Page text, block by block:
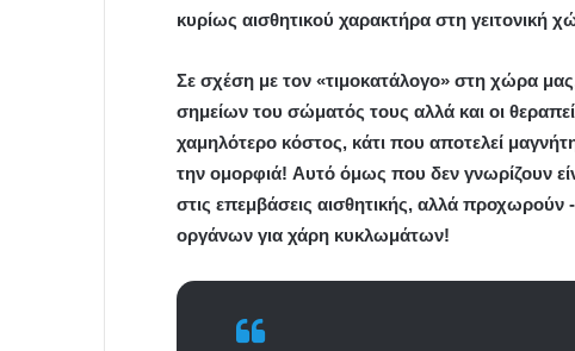
κυρίως αισθητικού χαρακτήρα στη γειτονική
Σε σχέση με τον «τιμοκατάλογο» στη χώρα
σημείων του σώματός τους αλλά και οι
χαμηλότερο κόστος, κάτι που αποτελεί
την ομορφιά! Αυτό όμως που δεν γνωρίζουν
στις επεμβάσεις αισθητικής, αλλά
οργάνων για χάρη κυκλωμάτων!